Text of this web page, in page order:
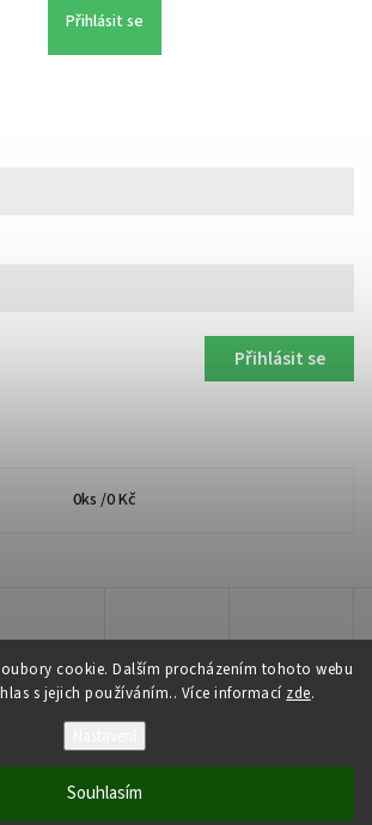
cookie. Dalším procházením tohoto webu
s jejich používáním.. Více informací zde.
Souhlasím
Přihlásit se
Přihlásit se
0ks /0 Kč
Lakkis Toner. Všechna práva vyhrazena.